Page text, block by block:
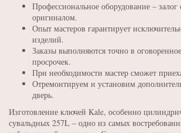
Профессиональное оборудование – залог
оригиналом.
Опыт мастеров гарантирует
изделий.
Заказы выполняются точно в
просрочек.
При необходимости мастер сможет
Отремонтируем и установим
дверь.
Изготовление ключей Kale, особенно
сувальдных 257L – одно из самых